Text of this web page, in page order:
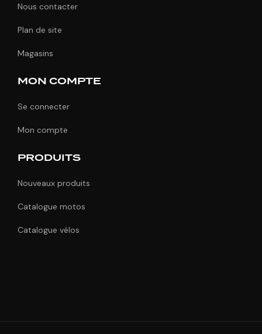
Nous contacter
Plan de site
Magasins
MON COMPTE
Se connecter
Mon compte
PRODUITS
Nouveaux produits
Catalogue motos
Catalogue vélos